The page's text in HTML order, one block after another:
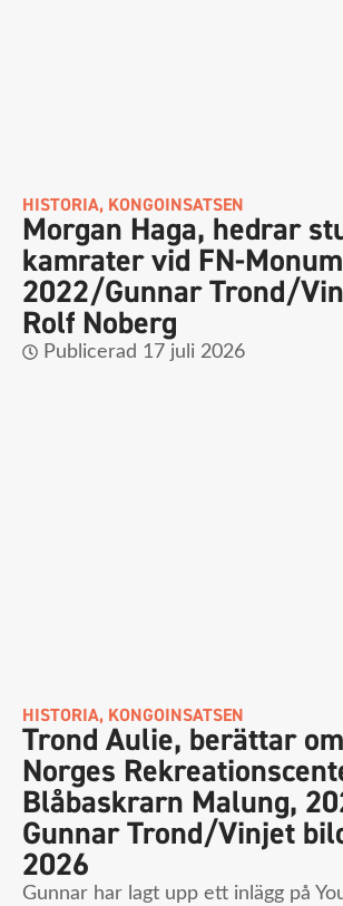
HISTORIA, KONGOINSATSEN
Morgan Haga, hedrar
kamrater vid FN-
2022/Gunnar Trond/
Rolf Noberg
Publicerad 17 juli 2026
HISTORIA, KONGOINSATSEN
Trond Aulie, berättar
Norges
Blåbaskrarn Malung,
Gunnar Trond/Vinjet
2026
Gunnar har lagt upp ett inlägg på